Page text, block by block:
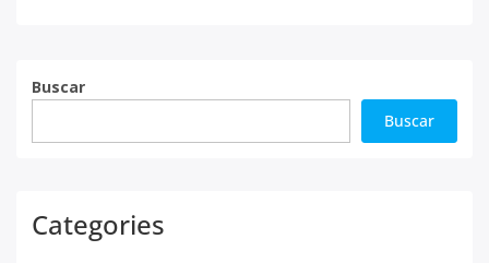
Buscar
Buscar
Categories